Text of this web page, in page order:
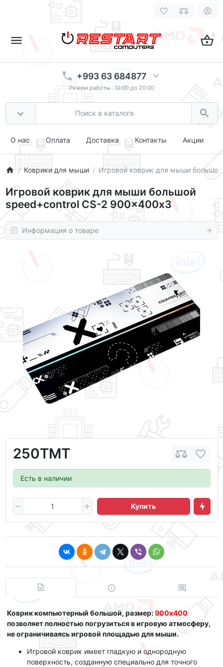
0
+993 63 684877
Режим работы · 10:00 до 20:00
О нас Оплата Доставка Контакты Акции
Коврики для мыши Игровой коврик для мыши
Игровой коврик для мыши большой
speed+control CS-2 900x400х3
Информация о товаре
250ТМТ
Есть в наличии
Купить
Коврик компьютерный большой, размер:900x400
позволяет полностью погрузиться в игровую атмосферу,
не ограничиваясь игровой площадью для мыши.
Игровой коврик имеет гладкую и однородную
поверхность, созданную специально для точного